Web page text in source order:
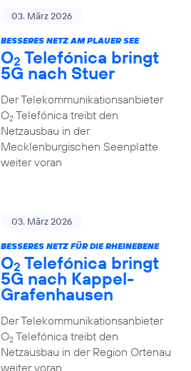
03. März 2026
BESSERES NETZ AM PLAUER SEE
O2 Telefónica bringt
5G nach Stuer
Der Telekommunikationsanbieter
O2Telefónica treibt den
Netzausbau in der
Mecklenburgischen Seenplatte
weiter voran
03. März 2026
BESSERES NETZ FÜR DIE RHEINEBENE
O2 Telefónica bringt
5G nach Kappel-
Grafenhausen
Der Telekommunikationsanbieter
O2Telefónica treibt den
Netzausbau in der Region Ortenau
weiter voran